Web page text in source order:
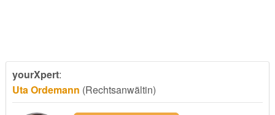
yourXpert:
Uta Ordemann (Rechtsanwältin)